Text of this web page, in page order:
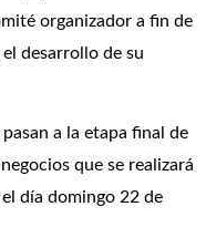
organizador a fin de
desarrollo de su
a la etapa final de
que se realizará
día domingo 22 de